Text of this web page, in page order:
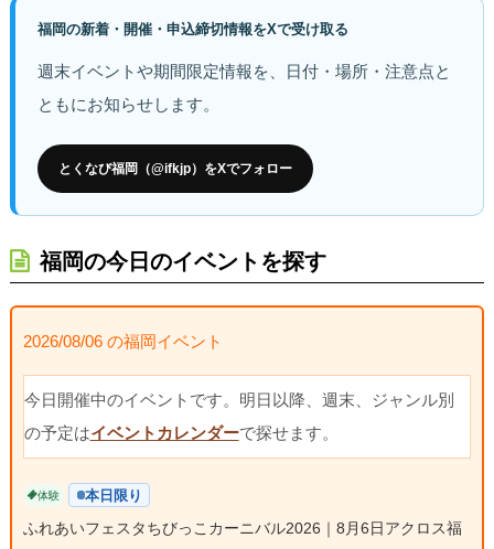
福岡の新着・開催・申込締切情報をXで受け取る
週末イベントや期間限定情報を、日付・場所・注意点と
ともにお知らせします。
とくなび福岡（@ifkjp）をXでフォロー
福岡の今日のイベントを探す
2026/08/06 の福岡イベント
今日開催中のイベントです。明日以降、週末、ジャンル別
の予定はイベントカレンダーで探せます。
体験 本日限り
ふれあいフェスタちびっこカーニバル2026｜8月6日アクロス福